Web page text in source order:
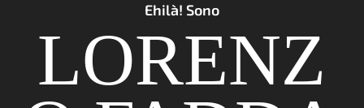
Ehilà! Sono
LORENZ